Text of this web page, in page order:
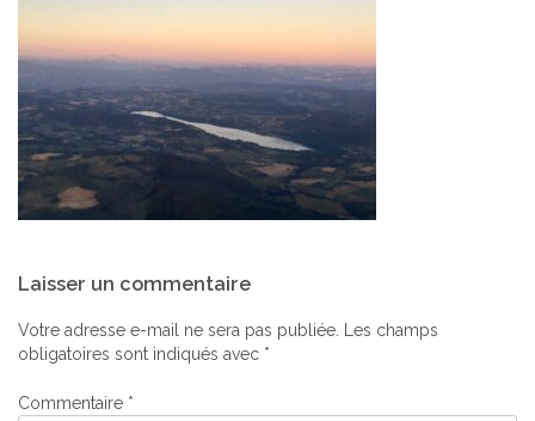
de
l’article
Laisser un commentaire
Votre adresse e-mail ne sera pas publiée. Les champs
obligatoires sont indiqués avec *
Commentaire *